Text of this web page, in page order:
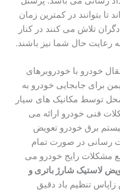
تا بتوانند در کمترین زمان
تلاش می کنند در کنار
رعایت حال شما نیز باشند.
خودرو با خودروبرهای
برای جابجایی خودرو به
توسط مکانیک های سیار
فنی خودرو ارائه می
برق خودرو تعویض
رسانی در صورت تمام
مشکلات رایج خودرو می
لاستیک شارژ باتری و
تنظیم باد دقیق